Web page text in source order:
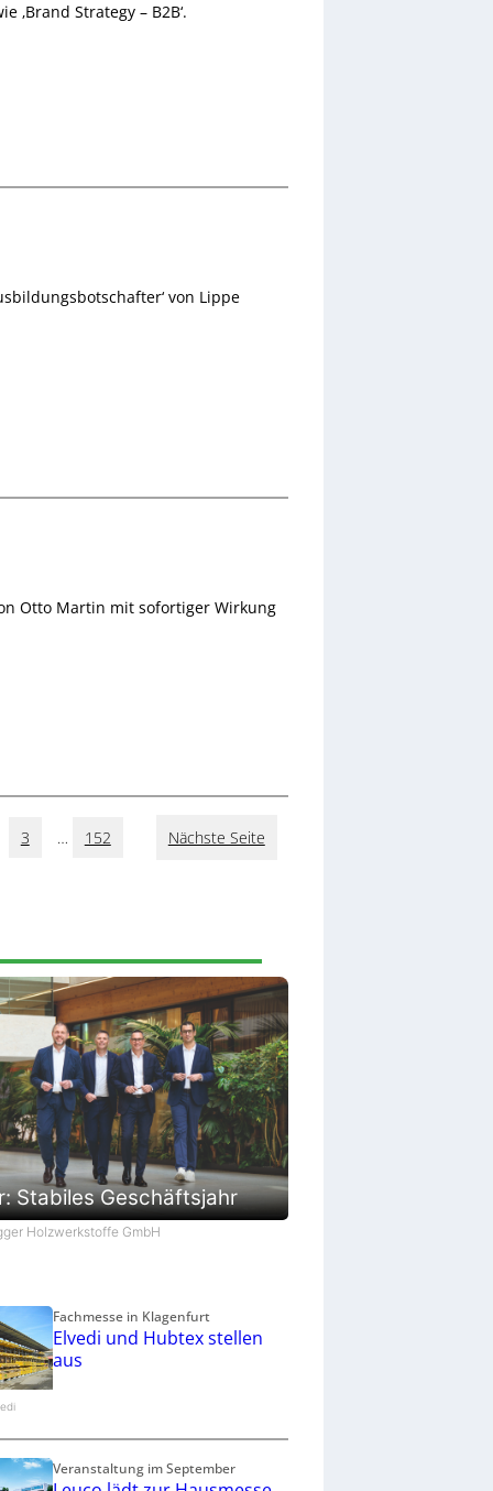
‚Brand Strategy – B2B‘.
von Lippe
Otto Martin mit sofortiger Wirkung
3 … 152 Nächste Seite
Stabiles Geschäftsjahr
Holzwerkstoffe GmbH
Fachmesse in Klagenfurt
Elvedi und Hubtex stellen
aus
Veranstaltung im September